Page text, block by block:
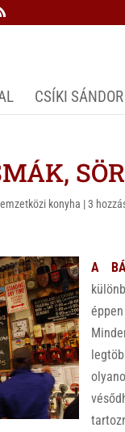
CSÍKI SÁNDOR
konyha |3
A